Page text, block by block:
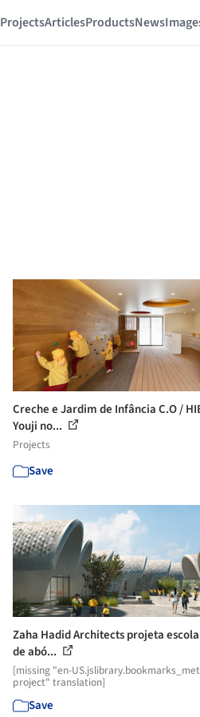
ProjectsArticlesProductsNews
Creche e Jardim de Infância C.O /
Youji no...
Projects
Save
Zaha Hadid Architects projeta
de abó...
[missing "en-
project" translation]
Save